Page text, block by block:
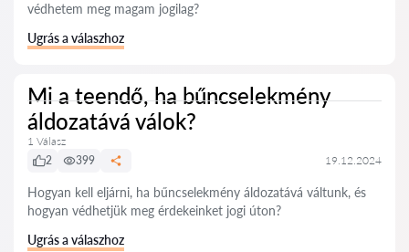
védhetem meg magam jogilag?
Ugrás a válaszhoz
Mi a teendő, ha bűncselekmény
áldozatává válok?
1 Válasz
2
399 19.12.2024
Hogyan kell eljárni, ha bűncselekmény áldozatává váltunk, és
hogyan védhetjük meg érdekeinket jogi úton?
Ugrás a válaszhoz